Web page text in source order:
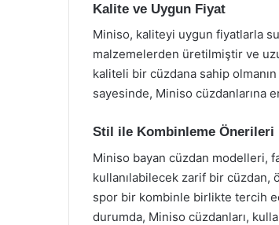
Kalite ve Uygun Fiyat
Miniso, kaliteyi uygun fiyatlarla
malzemelerden üretilmiştir ve
kaliteli bir cüzdana sahip
sayesinde, Miniso cüzdanlarına
Stil ile Kombinleme Önerileri
Miniso bayan cüzdan modelleri,
kullanılabilecek zarif bir cüzdan,
spor bir kombinle birlikte tercih
durumda, Miniso cüzdanları,